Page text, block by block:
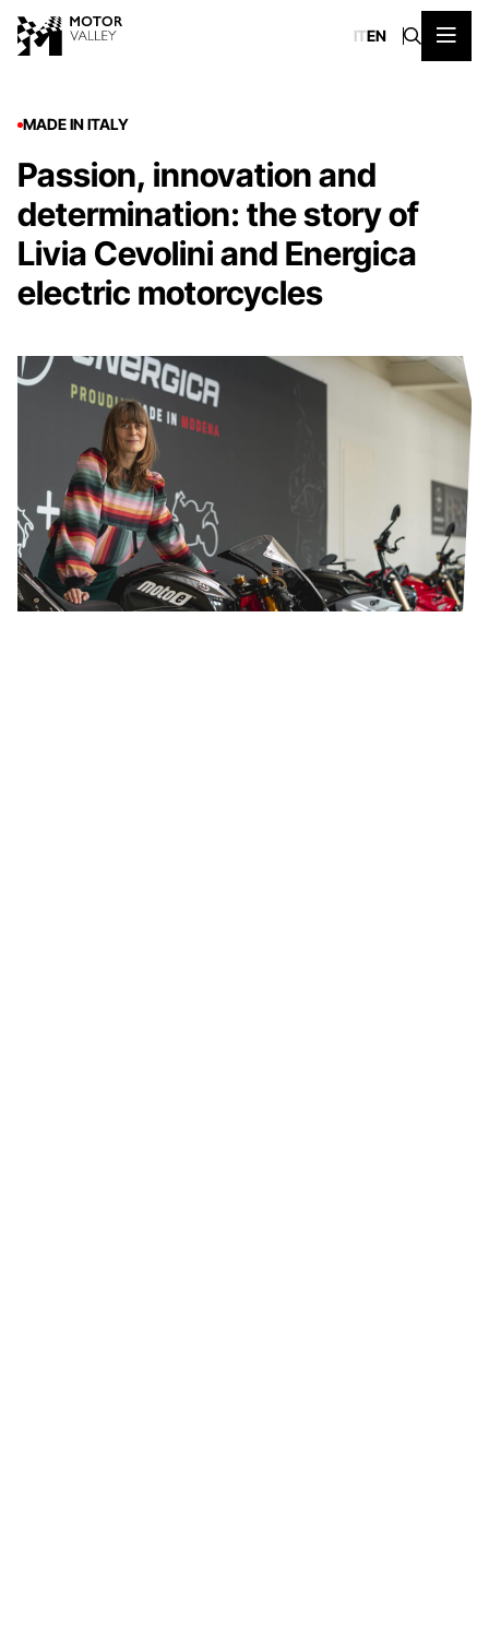
ITEN
MADE IN ITALY
Passion, innovation and
determination: the story of
Livia Cevolini and Energica
electric motorcycles